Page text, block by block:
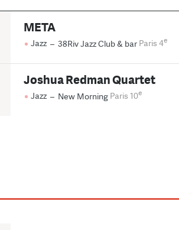
META
Jazz – 38Riv Jazz Club & bar Paris 4e
Joshua Redman Quartet
Jazz – New Morning Paris 10e